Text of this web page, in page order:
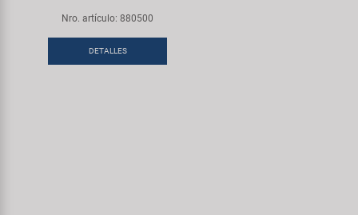
Nro. artículo: 880500
DETALLES